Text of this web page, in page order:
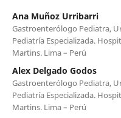
Ana Muñoz Urribarri
Gastroenterólogo Pediatra,
Pediatría Especializada.
Martins. Lima – Perú
Alex Delgado Godos
Gastroenterólogo Pediatra,
Pediatría Especializada.
Martins. Lima – Perú